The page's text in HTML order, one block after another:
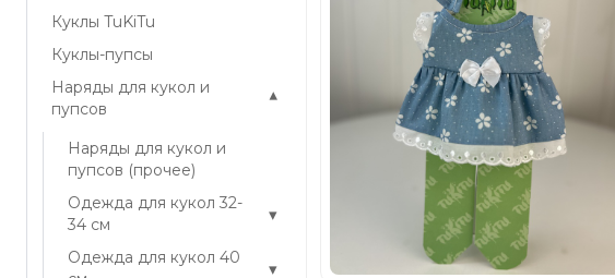
Куклы TuKiTu
Куклы-пупсы
Наряды для кукол и
пупсов
▾
Наряды для кукол и
пупсов (прочее)
Одежда для кукол 32-
34 см
▾
Одежда для кукол 40
▾